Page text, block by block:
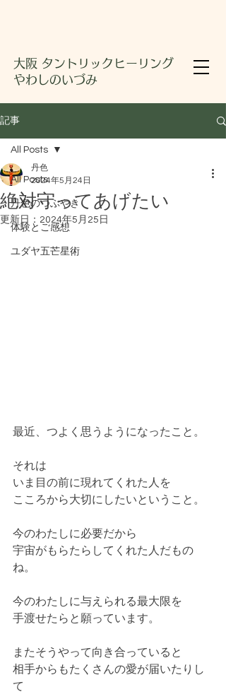
大阪 タントリックヒーリング
やわしのいづみ
記事
All Posts
丹色のつぶやき
体験とご感想
ユダヤ五芒星術
All Posts
絶対守ってあげたい
丹色
2024年5月24日
更新日： 2024年5月25日
最近、つよく思うようになったこと。
それは
いま目の前に現れてくれた人を
こころから大切にしたいということ。
今のわたしに必要だから
宇宙がもらたらしてくれた人だもの
ね。
今のわたしに与えられる最大限を
手渡せたらと願っています。
またそうやって向き合っていると
相手からもたくさんの愛が届いたりし
て